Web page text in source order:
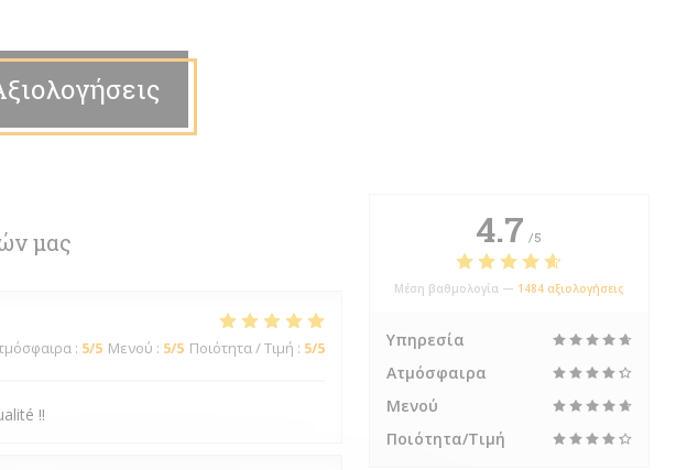
μας
: 5/5 Μενού : 5/5 Ποιότητα / Τιμή : 5/5
!!
4.7 /5
Μέση βαθμολογία — 1484 αξιολογήσεις
Υπηρεσία
Ατμόσφαιρα
Μενού
Ποιότητα/Τιμή